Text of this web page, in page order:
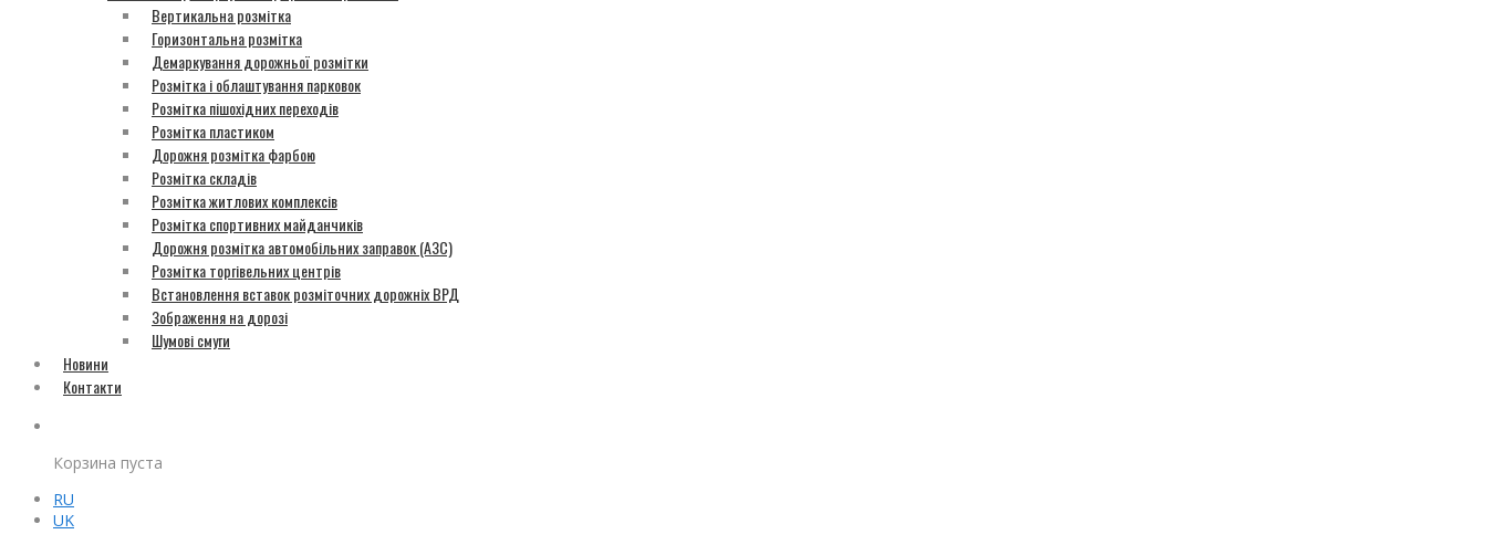
Вертикальна розмітка
Горизонтальна розмітка
Демаркування дорожньої розмітки
Розмітка і облаштування парковок
Розмітка пішохідних переходів
Розмітка пластиком
Дорожня розмітка фарбою
Розмітка складів
Розмітка житлових комплексів
Розмітка спортивних майданчиків
Дорожня розмітка автомобільних заправок (АЗС)
Розмітка торгівельних центрів
Встановлення вставок розміточних дорожніх ВРД
Зображення на дорозі
Шумові смуги
Новини
Контакти
Корзина пуста
RU
UK